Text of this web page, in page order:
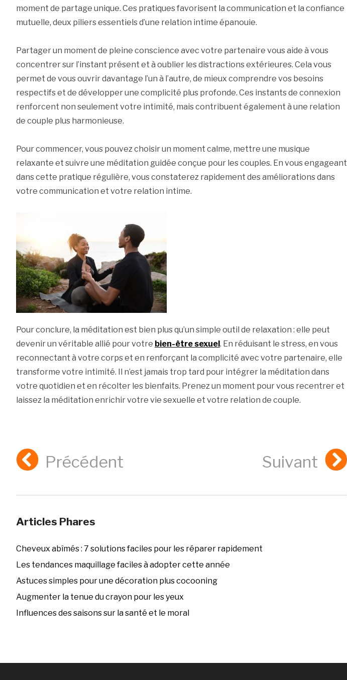
moment de partage unique. Ces pratiques favorisent la communication et la confiance
mutuelle, deux piliers essentiels d’une relation intime épanouie.
Partager un moment de pleine conscience avec votre partenaire vous aide à vous
concentrer sur l’instant présent et à oublier les distractions extérieures. Cela vous
permet de vous ouvrir davantage l’un à l’autre, de mieux comprendre vos besoins
respectifs et de développer une complicité plus profonde. Ces instants de connexion
renforcent non seulement votre intimité, mais contribuent également à une relation
de couple plus harmonieuse.
Pour commencer, vous pouvez choisir un moment calme, mettre une musique
relaxante et suivre une méditation guidée conçue pour les couples. En vous engageant
dans cette pratique régulière, vous constaterez rapidement des améliorations dans
votre communication et votre relation intime.
Pour conclure, la méditation est bien plus qu’un simple outil de relaxation : elle peut
devenir un véritable allié pour votre bien-être sexuel . En réduisant le stress, en vous
reconnectant à votre corps et en renforçant la complicité avec votre partenaire, elle
transforme votre intimité. Il n’est jamais trop tard pour intégrer la méditation dans
votre quotidien et en récolter les bienfaits. Prenez un moment pour vous recentrer et
laissez la méditation enrichir votre vie sexuelle et votre relation de couple.
Précédent Suivant
Articles Phares
Cheveux abîmés : 7 solutions faciles pour les réparer rapidement
Les tendances maquillage faciles à adopter cette année
Astuces simples pour une décoration plus cocooning
Augmenter la tenue du crayon pour les yeux
Influences des saisons sur la santé et le moral